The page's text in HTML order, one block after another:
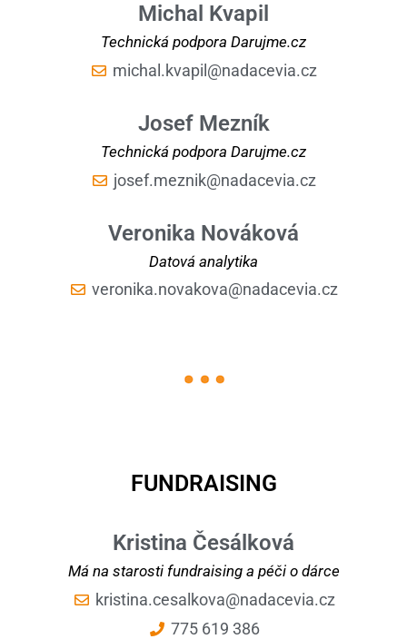
Michal Kvapil
Technická podpora Darujme.cz
michal.kvapil@nadacevia.cz
Josef Mezník
Technická podpora Darujme.cz
josef.meznik@nadacevia.cz
Veronika Nováková
Datová analytika
veronika.novakova@nadacevia.cz
FUNDRAISING
Kristina Česálková
Má na starosti fundraising a péči o dárce
kristina.cesalkova@nadacevia.cz
775 619 386